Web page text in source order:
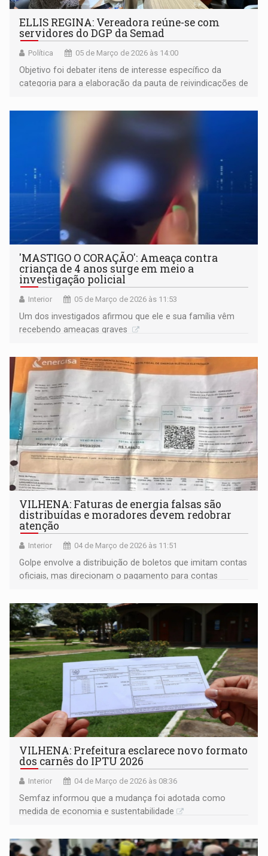
ELLIS REGINA: Vereadora reúne-se com
servidores do DGP da Semad
Política 05 de Março de 2026 às 14:00
Objetivo foi debater itens de interesse específico da
categoria para a elaboração da pauta de reivindicações de
'MASTIGO O CORAÇÃO': Ameaça contra
criança de 4 anos surge em meio a
investigação policial
Interior 05 de Março de 2026 às 11:53
Um dos investigados afirmou que ele e sua família vêm
recebendo ameaças graves
VILHENA: Faturas de energia falsas são
distribuídas e moradores devem redobrar
atenção
Interior 04 de Março de 2026 às 11:51
Golpe envolve a distribuição de boletos que imitam contas
oficiais, mas direcionam o pagamento para contas
VILHENA: Prefeitura esclarece novo formato
dos carnês do IPTU 2026
Interior 04 de Março de 2026 às 08:36
Semfaz informou que a mudança foi adotada como
medida de economia e sustentabilidade